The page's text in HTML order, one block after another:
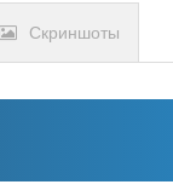
Скриншоты